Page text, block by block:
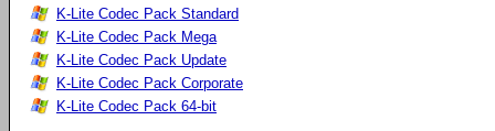
K-Lite Codec Pack Standard
K-Lite Codec Pack Mega
K-Lite Codec Pack Update
K-Lite Codec Pack Corporate
K-Lite Codec Pack 64-bit